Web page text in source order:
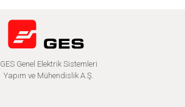
GES Genel Elektrik Sistemleri
Yapım ve Mühendislik A.Ş.